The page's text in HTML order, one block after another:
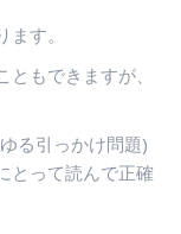
す。
もできますが、
る引っかけ問題)
とって読んで正確